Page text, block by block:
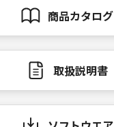
商品カタログ
取扱説明書